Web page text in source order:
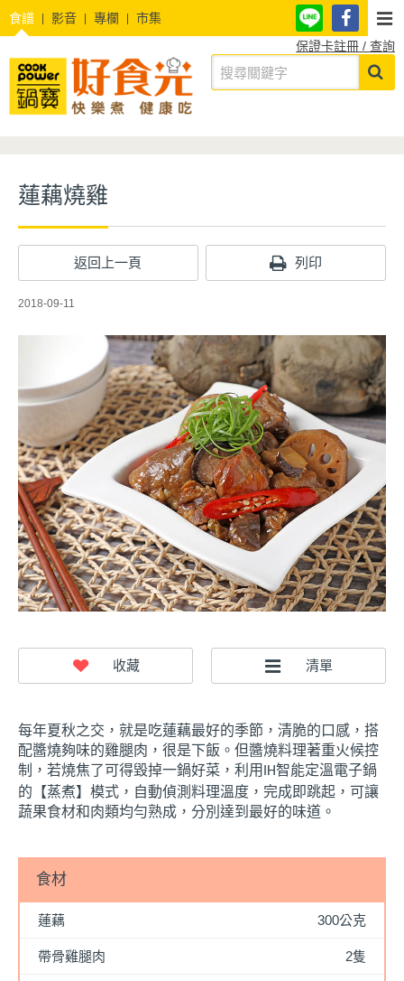
食譜 影音 專欄
市集
保證卡註冊 / 查詢
蓮藕燒雞
返回上一頁 列印
2018-09-11
每年夏秋之交，就是吃蓮藕最好的季節，清脆的口感，搭
配醬燒夠味的雞腿肉，很是下飯。但醬燒料理著重火候控
制，若燒焦了可得毀掉一鍋好菜，利用 IH智能定溫電子鍋
的【蒸煮】模式，自動偵測料理溫度，完成即跳起，可讓
蔬果食材和肉類均勻熟成，分別達到最好的味道。
食材
蓮藕 300公克
帶骨雞腿肉 2隻